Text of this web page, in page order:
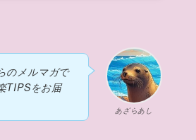
あざらあし
のメルマガで
TIPSをお届